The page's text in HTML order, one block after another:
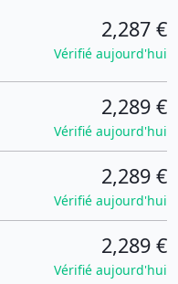
2,287 €
Vérifié aujourd'hui
2,289 €
Vérifié aujourd'hui
2,289 €
Vérifié aujourd'hui
2,289 €
Vérifié aujourd'hui